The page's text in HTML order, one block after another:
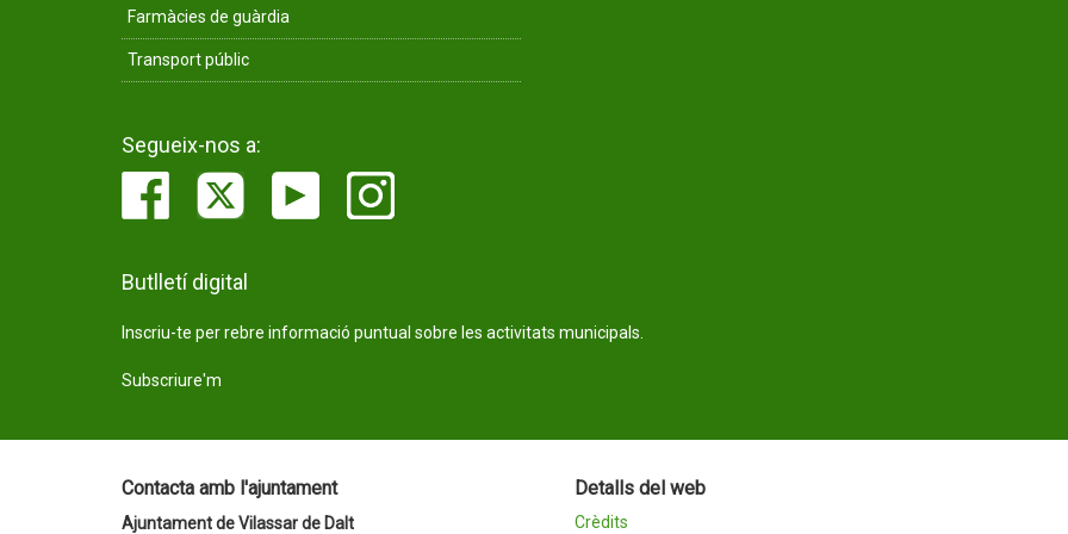
Farmàcies de guàrdia
Transport públic
Segueix-nos a:
Butlletí digital
Inscriu-te per rebre informació puntual sobre les activitats municipals.
Subscriure'm
Contacta amb l'ajuntament
Ajuntament de Vilassar de Dalt
Detalls del web
Crèdits